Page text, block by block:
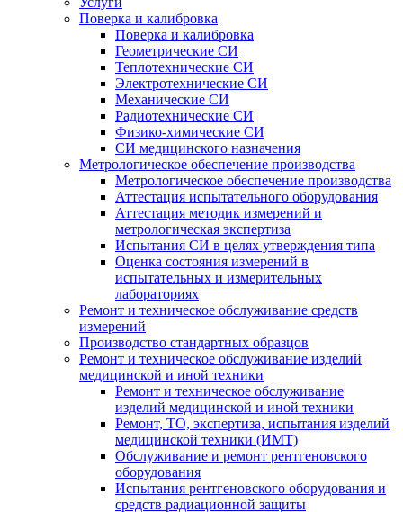
Поверка и калибровка
Поверка и калибровка
Геометрические СИ
Теплотехнические СИ
Электротехнические СИ
Механические СИ
Радиотехнические СИ
Физико-химические СИ
СИ медицинского назначения
Метрологическое обеспечение производства
Метрологическое обеспечение производства
Аттестация испытательного оборудования
Аттестация методик измерений и
метрологическая экспертиза
Испытания СИ в целях утверждения типа
Оценка состояния измерений в
испытательных и измерительных
лабораториях
Ремонт и техническое обслуживание средств
измерений
Производство стандартных образцов
Ремонт и техническое обслуживание изделий
медицинской и иной техники
Ремонт и техническое обслуживание
изделий медицинской и иной техники
Ремонт, ТО, экспертиза, испытания изделий
медицинской техники (ИМТ)
Обслуживание и ремонт рентгеновского
оборудования
Испытания рентгеновского оборудования и
средств радиационной защиты